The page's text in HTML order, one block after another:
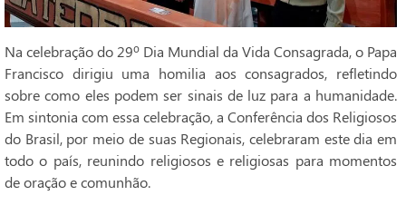
Na celebração do 29º Dia Mundial da Vida Consagrada, o Papa
Francisco dirigiu uma homilia aos consagrados, refletindo
sobre como eles podem ser sinais de luz para a humanidade.
Em sintonia com essa celebração, a Conferência dos Religiosos
do Brasil, por meio de suas Regionais, celebraram este dia em
todo o país, reunindo religiosos e religiosas para momentos
de oração e comunhão.